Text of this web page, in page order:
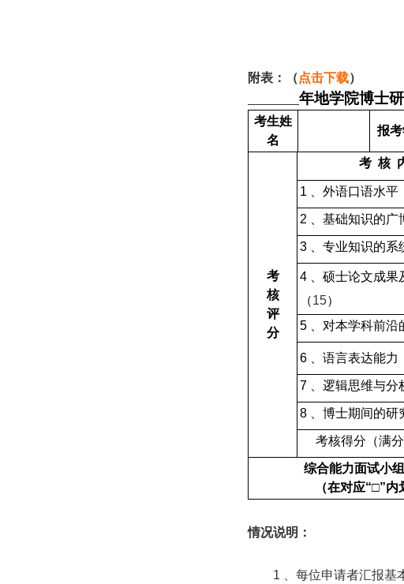
附表：（点击下载）
年地学院博士
考生姓
名
报
考
核
评
分
考 核
1 、外语口语水平
2 、基础知识的广
3 、专业知识的
4
、硕士论文成
（15）
5
、对本学科前
6 、语言表达能力
7 、逻辑思维与
8 、博士期间的
考核得分（满分
综合能力面试小
（在对应“□”内
情况说明：
1 、每位申请者汇报